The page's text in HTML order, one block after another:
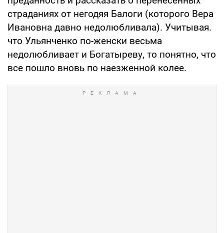
страданиях от негодяя Балоги (которого Вера
Ивановна давно недолюбливала). Учитывая.
что Ульянченко по-женски весьма
недолюбливает и Богатыреву, то понятно, что
все пошло вновь по наезженной колее.